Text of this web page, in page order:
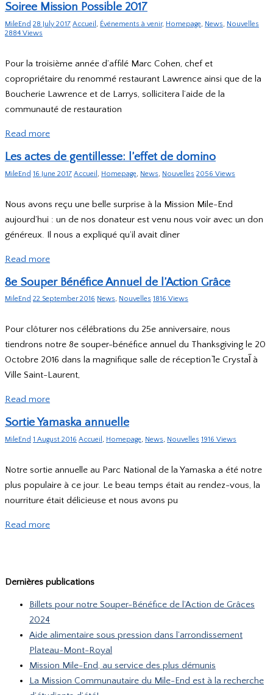
Soiree Mission Possible 2017
MileEnd 28 July 2017 Accueil , Événements à venir, Homepage, News, Nouvelles
2884 Views
Pour la troisième année d’affilé Marc Cohen, chef et
copropriétaire du renommé restaurant Lawrence ainsi que de la
Boucherie Lawrence et de Larrys, sollicitera l’aide de la
communauté de restauration
Read more
Les actes de gentillesse: l’effet de domino
MileEnd 16 June 2017 Accueil , Homepage, News, Nouvelles 2056 Views
Nous avons reçu une belle surprise à la Mission Mile-End
aujourd’hui : un de nos donateur est venu nous voir avec un don
généreux. Il nous a expliqué qu’il avait dîner
Read more
8e Souper Bénéfice Annuel de l’Action Grâce
MileEnd 22 September 2016 News, Nouvelles 1816 Views
Pour clôturer nos célébrations du 25e anniversaire, nous
tiendrons notre 8e souper-bénéfice annuel du Thanksgiving le 20
Octobre 2016 dans la magnifique salle de réception ̏le Crystal̋ à
Ville Saint-Laurent,
Read more
Sortie Yamaska annuelle
MileEnd 1 August 2016 Accueil , Homepage, News, Nouvelles 1916 Views
Notre sortie annuelle au Parc National de la Yamaska a été notre
plus populaire à ce jour. Le beau temps était au rendez-vous, la
nourriture était délicieuse et nous avons pu
Read more
Dernières publications
Billets pour notre Souper-Bénéfice de l’Action de Grâces
2024
Aide alimentaire sous pression dans l’arrondissement
Plateau-Mont-Royal
Mission Mile-End, au service des plus démunis
La Mission Communautaire du Mile-End est à la recherche